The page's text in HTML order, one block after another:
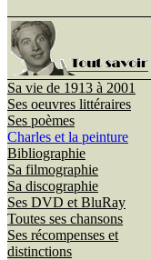
Sa vie de 1913 à 2001
Ses oeuvres littéraires
Ses poèmes
Charles et la peinture
Bibliographie
Sa filmographie
Sa discographie
Ses DVD et BluRay
Toutes ses chansons
Ses récompenses et
distinctions